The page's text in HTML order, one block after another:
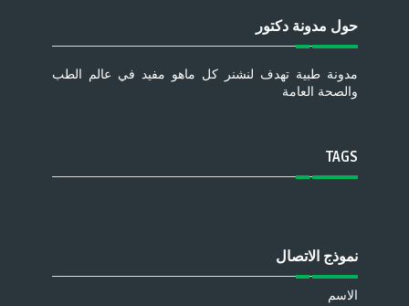
حول مدونة دكتور
مدونة طبية تهدف لنشنر كل ماهو مفيد في عالم الطب
والصحة العامة
TAGS
نموذج الاتصال
الاسم